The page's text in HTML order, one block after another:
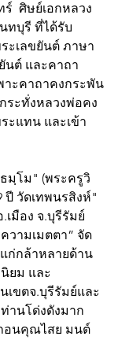
ร์  ศิษย์เอกหลวง
ทบุรี ที่ได้รับ
ะเลขยันต์ ภาษา
นต์ และคาถา
าะคาถาคงกระพัน
ระทั่งหลวงพ่อคง
ะแทน และเข้า
มฺโม" (พระครูวิ
ปี วัดเทพนรสิงห์"
มือง จ.บุรีรัมย์
วามเมตตา” จัด
ก่กล้าหลายด้าน
ยม และ
เขตจ.บุรีรัมย์และ
านโด่งดังมาก
อนคุณไสย มนต์